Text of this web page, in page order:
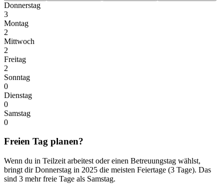
Donnerstag
3
Montag
2
Mittwoch
2
Freitag
2
Sonntag
0
Dienstag
0
Samstag
0
Freien Tag planen?
Wenn du in Teilzeit arbeitest oder einen Betreuungstag wählst,
bringt dir Donnerstag in 2025 die meisten Feiertage (3 Tage). Das
sind 3 mehr freie Tage als Samstag.